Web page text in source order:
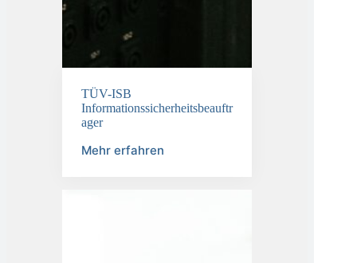
TÜV-ISB
Informationssicherheitsbeauftr